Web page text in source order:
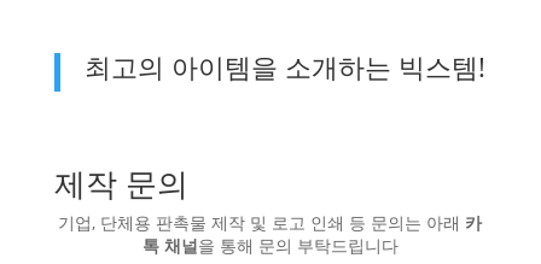
최고의 아이템을 소개하는 빅스템!
제작 문의
기업, 단체용 판촉물 제작 및 로고 인쇄 등 문의는 아래 카
톡 채널을 통해 문의 부탁드립니다